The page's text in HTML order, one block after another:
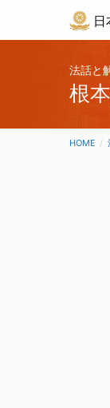
法話と
根
HOME